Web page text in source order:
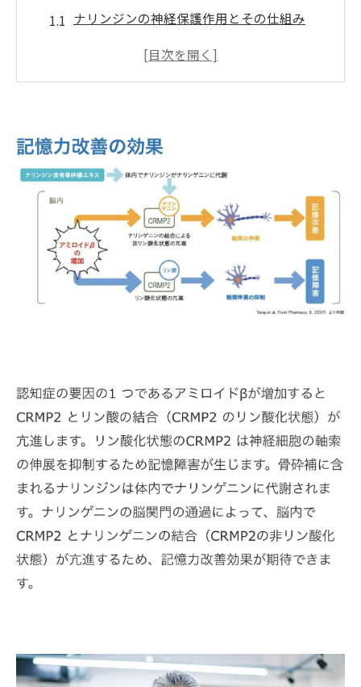
ナリンジンの神経保護作用とその仕組み
骨砕補エキスがもたらす脳の健康維持効果
安全な使用法とナリンジンの効果的な摂取
方法
ナリンジン配合サプリの選び方と注意点
ご購入はこちら
認知症予防に役立つ新成分「骨砕補エキス」の
全貌
骨砕補エキスとは？その成分と効果を解説
市場での骨砕補エキス製品の現状と選び方
骨砕補エキスの摂取が推奨される人々
骨砕補エキスの摂取に伴う健康効果の実例
漫画特集
ご購入はこちら
ナリンジンが効く！骨砕補エキスの認知症予防
効果を解明
ナリンジンが脳に与える具体的な影響